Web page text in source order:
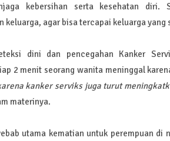
kebersihan serta kesehatan diri.
agar bisa tercapai keluarga yang
dini dan pencegahan Kanker
2 menit seorang wanita meninggal
kanker serviks juga turut
materinya.
utama kematian untuk perempuan di